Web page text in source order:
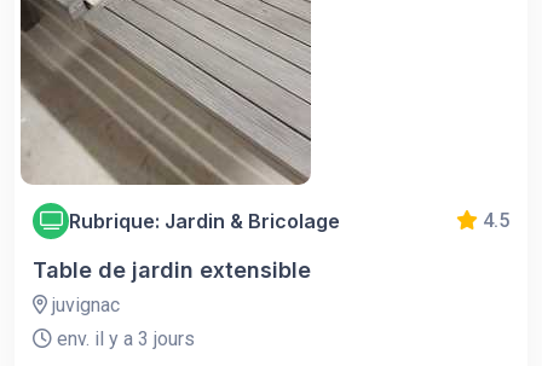
Rubrique: Jardin & Bricolage 4.5
Table de jardin extensible
juvignac
env. il y a 3 jours